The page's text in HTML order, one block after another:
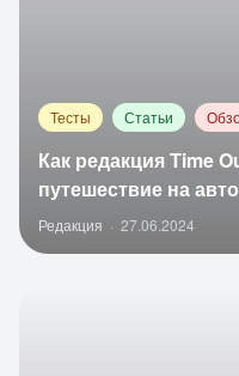
Тесты Статьи
Как редакция Time
путешествие на
Редакция · 27.06.2024